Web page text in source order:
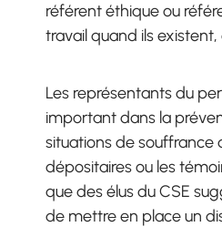
référent éthique ou
travail quand ils existent,
Les représentants du
important dans la
situations de souffrance
dépositaires ou les
que des élus du CSE
de mettre en place un